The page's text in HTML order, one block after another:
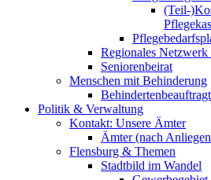
(Teil-
Regionales Netzwerk
Seniorenbeirat
Menschen mit Behinderung
Politik & Verwaltung
Kontakt: Unsere Ämter
Ämter (nach
Flensburg & Themen
Stadtbild im Wandel